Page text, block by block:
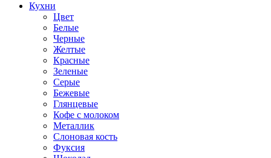
Кухни
Цвет
Белые
Черные
Желтые
Красные
Зеленые
Серые
Бежевые
Глянцевые
Кофе с молоком
Металлик
Слоновая кость
Фуксия